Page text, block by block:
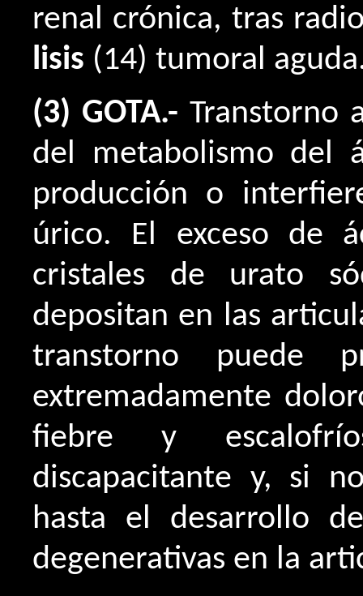
renal crónica, tras
lisis (14) tumoral
(3) GOTA.- Transtorno
del metabolismo del
producción o
úrico. El exceso de
cristales de urato
depositan en las
transtorno puede
extremadamente
fiebre y
discapacitante y, si
hasta el desarrollo
degenerativas en la